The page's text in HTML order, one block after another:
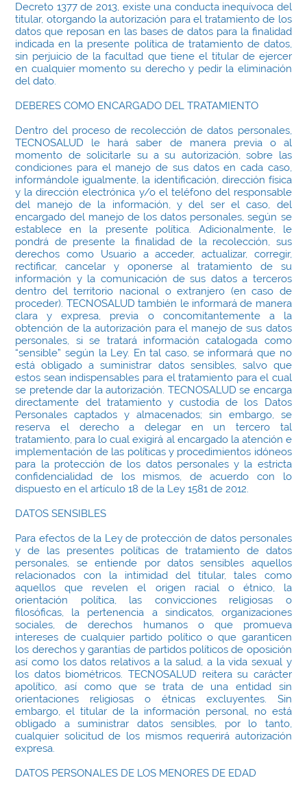
Decreto 1377 de 2013, existe una conducta inequívoca del
titular, otorgando la autorización para el tratamiento de los
datos que reposan en las bases de datos para la finalidad
indicada en la presente política de tratamiento de datos,
sin perjuicio de la facultad que tiene el titular de ejercer
en cualquier momento su derecho y pedir la eliminación
del dato.
DEBERES COMO ENCARGADO DEL TRATAMIENTO
Dentro del proceso de recolección de datos personales,
TECNOSALUD le hará saber de manera previa o al
momento de solicitarle su a su autorización, sobre las
condiciones para el manejo de sus datos en cada caso,
informándole igualmente, la identificación, dirección física
y la dirección electrónica y/o el teléfono del responsable
del manejo de la información, y del ser el caso, del
encargado del manejo de los datos personales, según se
establece en la presente política. Adicionalmente, le
pondrá de presente la finalidad de la recolección, sus
derechos como Usuario a acceder, actualizar, corregir,
rectificar, cancelar y oponerse al tratamiento de su
información y la comunicación de sus datos a terceros
dentro del territorio nacional o extranjero (en caso de
proceder). TECNOSALUD también le informará de manera
clara y expresa, previa o concomitantemente a la
obtención de la autorización para el manejo de sus datos
personales, si se tratará información catalogada como
“sensible” según la Ley. En tal caso, se informará que no
está obligado a suministrar datos sensibles, salvo que
estos sean indispensables para el tratamiento para el cual
se pretende dar la autorización. TECNOSALUD se encarga
directamente del tratamiento y custodia de los Datos
Personales captados y almacenados; sin embargo, se
reserva el derecho a delegar en un tercero tal
tratamiento, para lo cual exigirá al encargado la atención e
implementación de las políticas y procedimientos idóneos
para la protección de los datos personales y la estricta
confidencialidad de los mismos, de acuerdo con lo
dispuesto en el artículo 18 de la Ley 1581 de 2012.
DATOS SENSIBLES
Para efectos de la Ley de protección de datos personales
y de las presentes políticas de tratamiento de datos
personales, se entiende por datos sensibles aquellos
relacionados con la intimidad del titular, tales como
aquellos que revelen el origen racial o étnico, la
orientación política, las convicciones religiosas o
filosóficas, la pertenencia a sindicatos, organizaciones
sociales, de derechos humanos o que promueva
intereses de cualquier partido político o que garanticen
los derechos y garantías de partidos políticos de oposición
así como los datos relativos a la salud, a la vida sexual y
los datos biométricos. TECNOSALUD reitera su carácter
apolítico, así como que se trata de una entidad sin
orientaciones religiosas o étnicas excluyentes. Sin
embargo, el titular de la información personal, no está
obligado a suministrar datos sensibles, por lo tanto,
cualquier solicitud de los mismos requerirá autorización
expresa.
DATOS PERSONALES DE LOS MENORES DE EDAD